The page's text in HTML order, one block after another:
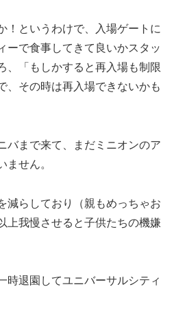
！というわけで、入場ゲートに
ーで食事してきて良いかスタッ
、「もしかすると再入場も制限
、その時は再入場できないかも
バまで来て、まだミニオンのア
ません。
減らしており（親もめっちゃお
上我慢させると子供たちの機嫌
時退園してユニバーサルシティ